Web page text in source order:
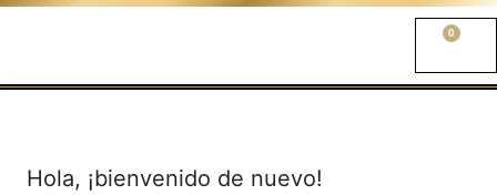
0
Hola, ¡bienvenido de nuevo!